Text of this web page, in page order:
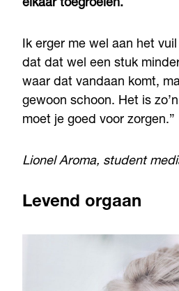
elkaar toegroeien.
Ik erger me wel aan het
dat dat wel een stuk
waar dat vandaan komt,
gewoon schoon. Het is
moet je goed voor zorgen.”
Lionel Aroma, student
Levend orgaan